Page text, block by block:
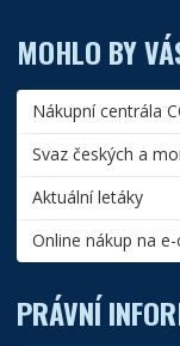
MOHLO BY
Nákupní centrála
Svaz českých a
Aktuální letáky
Online nákup na
PRÁVNÍ